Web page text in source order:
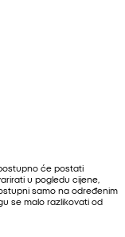
će postati
u pogledu cijene,
samo na određenim
se malo razlikovati od